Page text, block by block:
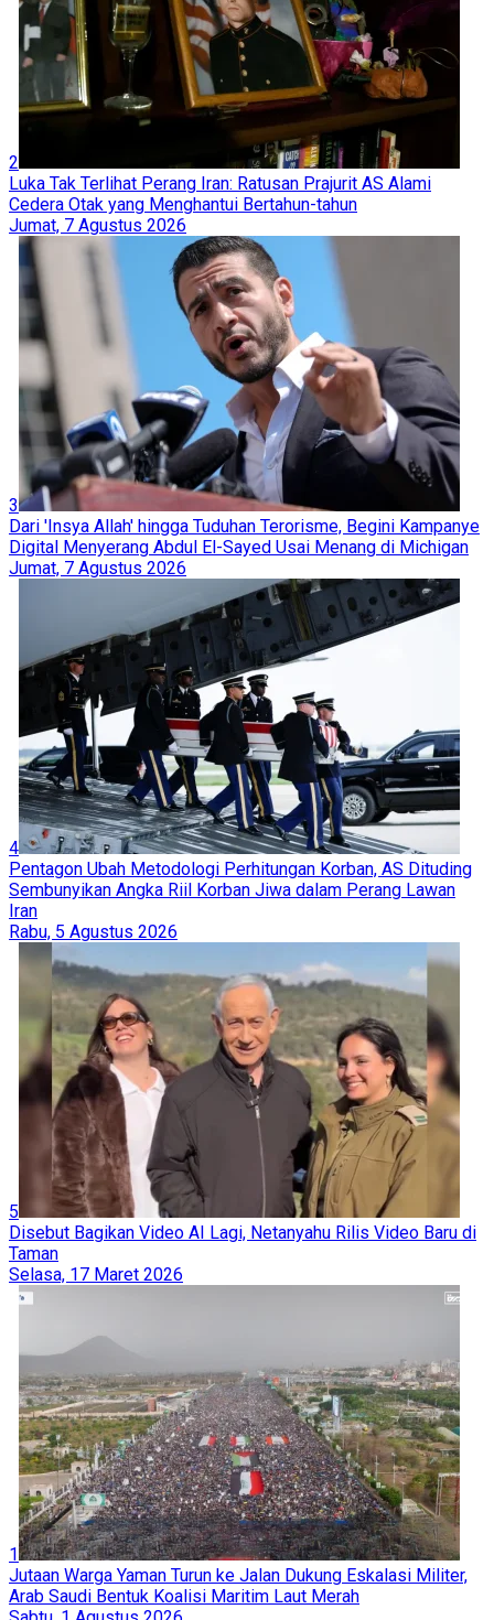
2
Luka Tak Terlihat Perang Iran: Ratusan Prajurit AS Alami
Cedera Otak yang Menghantui Bertahun-tahun
Jumat, 7 Agustus 2026
3
Dari 'Insya Allah' hingga Tuduhan Terorisme, Begini Kampanye
Digital Menyerang Abdul El-Sayed Usai Menang di Michigan
Jumat, 7 Agustus 2026
4
Pentagon Ubah Metodologi Perhitungan Korban, AS Dituding
Sembunyikan Angka Riil Korban Jiwa dalam Perang Lawan
Iran
Rabu, 5 Agustus 2026
5
Disebut Bagikan Video AI Lagi, Netanyahu Rilis Video Baru di
Taman
Selasa, 17 Maret 2026
1
Jutaan Warga Yaman Turun ke Jalan Dukung Eskalasi Militer,
Arab Saudi Bentuk Koalisi Maritim Laut Merah